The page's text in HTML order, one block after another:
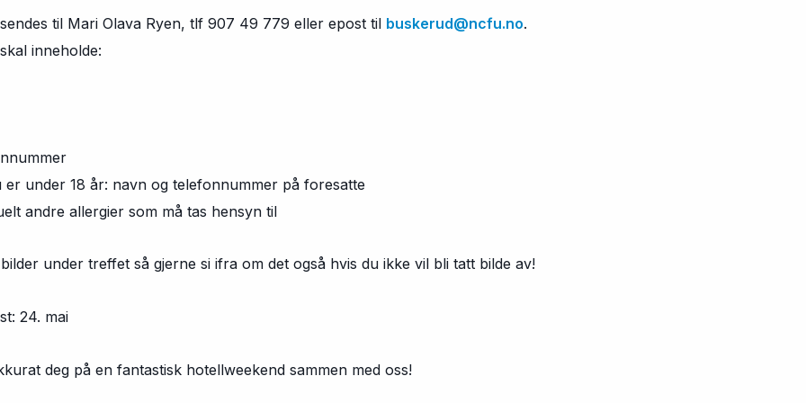
til Mari Olava Ryen, tlf 907 49 779 eller epost til buskerud@ncfu.no.
inneholde:
18 år: navn og telefonnummer på foresatte
allergier som må tas hensyn til
under treffet så gjerne si ifra om det også hvis du ikke vil bli tatt bilde av!
24. mai
deg på en fantastisk hotellweekend sammen med oss!